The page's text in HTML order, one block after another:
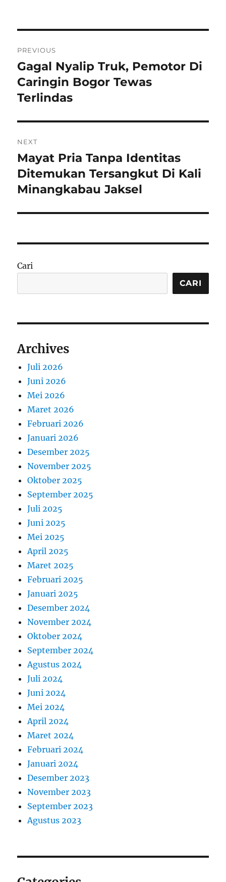
pos
PREVIOUS
Previous
post:
Gagal Nyalip Truk, Pemotor Di
Caringin Bogor Tewas
Terlindas
NEXT
Next
post:
Mayat Pria Tanpa Identitas
Ditemukan Tersangkut Di Kali
Minangkabau Jaksel
Cari
CARI
Archives
Juli 2026
Juni 2026
Mei 2026
Maret 2026
Februari 2026
Januari 2026
Desember 2025
November 2025
Oktober 2025
September 2025
Juli 2025
Juni 2025
Mei 2025
April 2025
Maret 2025
Februari 2025
Januari 2025
Desember 2024
November 2024
Oktober 2024
September 2024
Agustus 2024
Juli 2024
Juni 2024
Mei 2024
April 2024
Maret 2024
Februari 2024
Januari 2024
Desember 2023
November 2023
September 2023
Agustus 2023